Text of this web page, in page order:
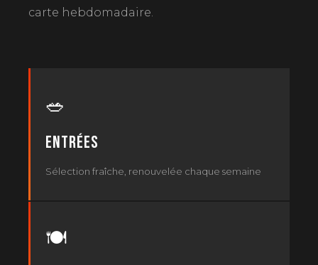
carte hebdomadaire.
🥗
Entrées
Sélection fraîche, renouvelée chaque semaine
🍽